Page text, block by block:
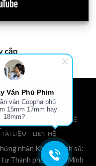
cập
VÁN COPPHA
SOFA, PALLETS, VÁN SẺ
TÀI LIỆU LIÊN HỆ
nhận Kinh Doanh số:
Thành phố Hồ Chí Minh
Ván Phủ Phim
ván Coppha phủ
15mm 17mm hay
18mm?